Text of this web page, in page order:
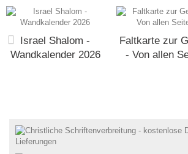
Israel Shalom -
Wandkalender 2026
Faltkarte zur
- Von allen